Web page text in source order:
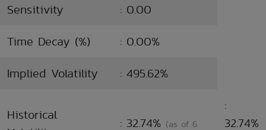
Sensitivity
: 0.00
Time Decay (%)
: 0.00%
Implied Volatility
: 495.62%
Historical
: 32.74% (as of 6
:
32.74%